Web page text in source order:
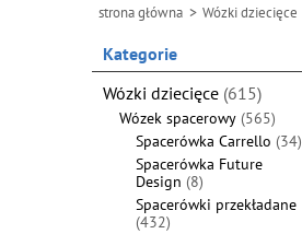
strona główna Wózki dziecięce
Kategorie
Wózki dziecięce (615)
Wózek spacerowy (565)
Spacerówka Carrello (34)
Spacerówka Future
Design (8)
Spacerówki przekładane
(432)